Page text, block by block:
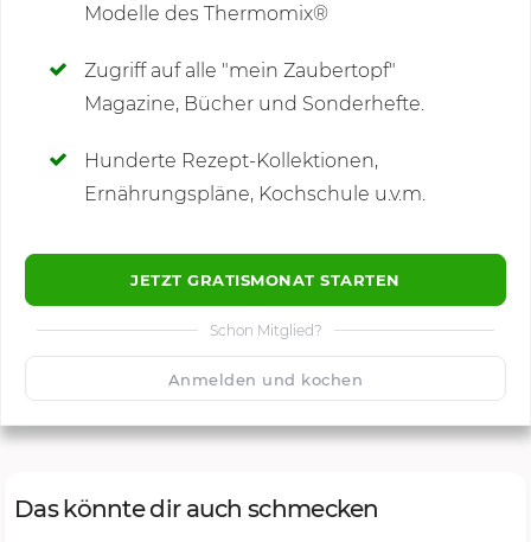
Modelle des Thermomix®
Zugriff auf alle "mein Zaubertopf"
Magazine, Bücher und Sonderhefte.
Hunderte Rezept-Kollektionen,
Ernährungspläne, Kochschule u.v.m.
JETZT GRATISMONAT STARTEN
Schon Mitglied?
Anmelden und kochen
Kommentare
🙂 1500 Speichern
Das könnte dir auch schmecken